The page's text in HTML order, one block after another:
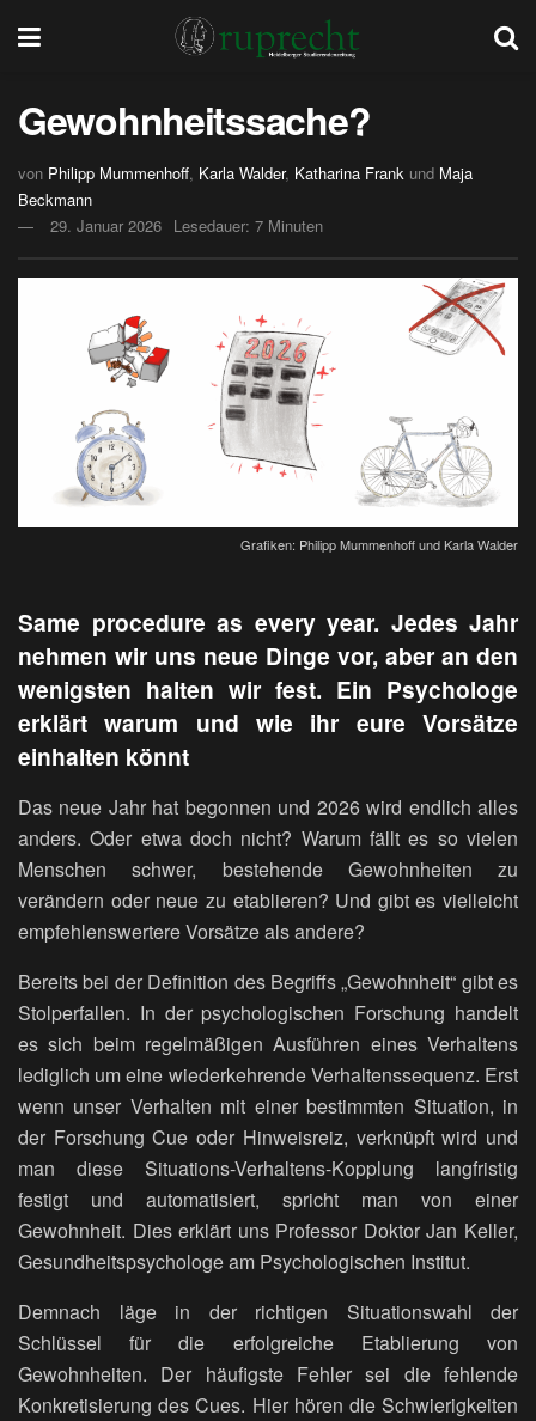
Gewohnheitssache?
von Philipp Mummenhoff, Karla Walder, Katharina Frank und Maja
Beckmann
29. Januar 2026 Lesedauer: 7 Minuten
Grafiken: Philipp Mummenhoff und Karla Walder
Same procedure as every year. Jedes Jahr
nehmen wir uns neue Dinge vor, aber an den
wenigsten halten wir fest. Ein Psychologe
erklärt warum und wie ihr eure Vorsätze
einhalten könnt
Das neue Jahr hat begonnen und 2026 wird endlich alles
anders. Oder etwa doch nicht? Warum fällt es so vielen
Menschen schwer, bestehende Gewohnheiten zu
verändern oder neue zu etablieren? Und gibt es vielleicht
empfehlenswertere Vorsätze als andere?
Bereits bei der Definition des Begriffs „Gewohnheit“ gibt es
Stolperfallen. In der psychologischen Forschung handelt
es sich beim regelmäßigen Ausführen eines Verhaltens
lediglich um eine wiederkehrende Verhaltenssequenz. Erst
wenn unser Verhalten mit einer bestimmten Situation, in
der Forschung Cue oder Hinweisreiz, verknüpft wird und
man diese Situations-Verhaltens-Kopplung langfristig
festigt und automatisiert, spricht man von einer
Gewohnheit. Dies erklärt uns Professor Doktor Jan Keller,
Gesundheitspsychologe am Psychologischen Institut.
Demnach läge in der richtigen Situationswahl der
Schlüssel für die erfolgreiche Etablierung von
Gewohnheiten. Der häufigste Fehler sei die fehlende
Konkretisierung des Cues. Hier hören die Schwierigkeiten